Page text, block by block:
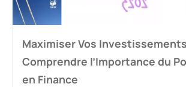
Maximiser Vos
Comprendre l’Importance du
en Finance